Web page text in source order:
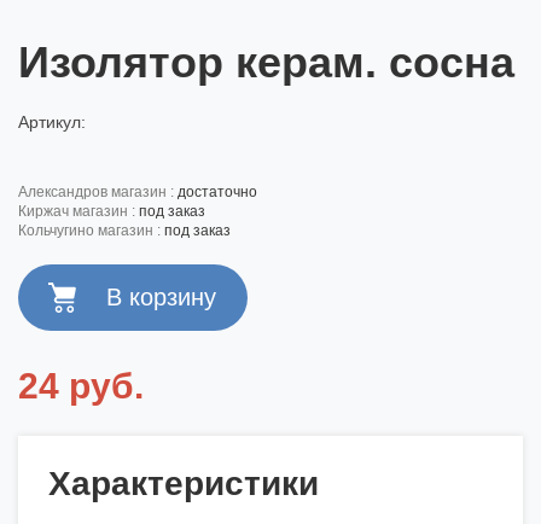
Изолятор керам. сосна
Артикул:
александров магазин : достаточно
киржач магазин : под заказ
кольчугино магазин : под заказ
24 руб.
Характеристики